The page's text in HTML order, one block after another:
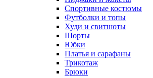
Спортивные костюмы
Футболки и топы
Худи и свитшоты
Шорты
Юбки
Платья и сарафаны
Трикотаж
Брюки